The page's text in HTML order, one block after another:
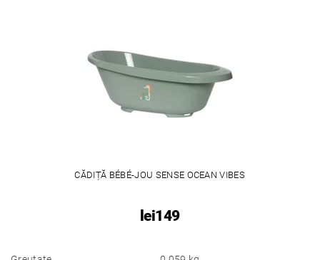
CĂDIȚĂ BÉBÉ-JOU SENSE OCEAN VIBES
lei149